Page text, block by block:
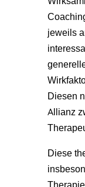
jeweils
Diesen
Allianz
Diese